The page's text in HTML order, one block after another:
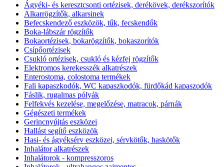
Ágyéki- és keresztcsonti ortézisek, derékövek, derékszorítók
Alkarrögzítők, alkarsinek
Befecskendező eszközök, tűk, fecskendők
Boka-lábszár rögzítők
Bokaortézisek, bokarögzítők, bokaszorítók
Csípőortézisek
Csukló ortézisek, csukló és kézfej rögzítők
Elektromos kerekesszék alkatrészek
Enterostoma, colostoma termékek
Fali kapaszkodók, WC kapaszkodók, fürdőkád kapaszodók
Fáslik, rugalmas pólyák
Felfekvés kezelése, megelőzése, matracok, párnák
Gégészeti termékek
Gerincnyújtás eszközei
Hallást segítő eszközök
Hasi- és ágyéksérv eszközei, sérvkötők, haskötők
Inhalátor alkatrészek
Inhalátorok - kompresszoros